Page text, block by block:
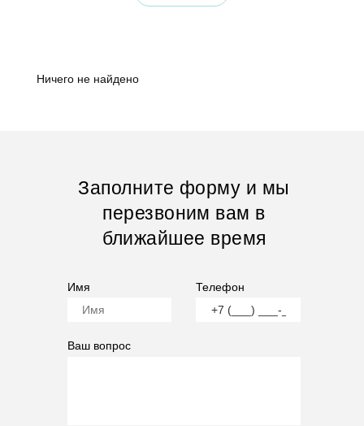
Ничего не найдено
Заполните форму и мы
перезвоним вам в
ближайшее время
Имя Телефон
Ваш вопрос